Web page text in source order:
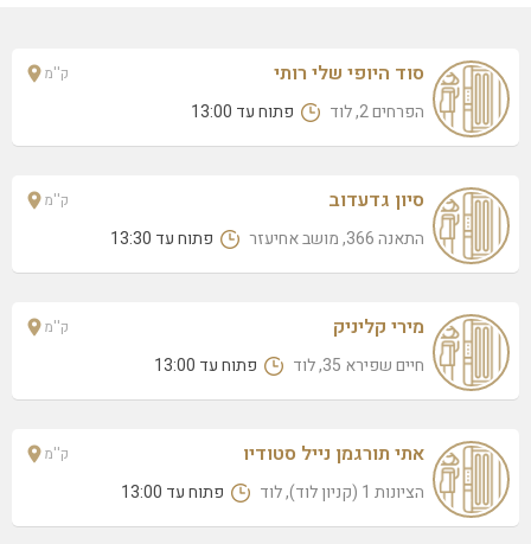
סוד היופי שלי רותי
הפרחים 2, לוד פתוח עד 13:00
ק''מ
סיון גדעדוב
התאנה 366, מושב אחיעזר פתוח עד 13:30
ק''מ
מירי קליניק
חיים שפירא 35, לוד פתוח עד 13:00
ק''מ
אתי תורגמן נייל סטודיו
הציונות 1 (קניון לוד), לוד פתוח עד 13:00
ק''מ
רוז פלייס – שוש
רח' הנשיא 6, לוד
אללין
מירי קליניק
חיים שפירא 35, לוד
שבט יהודה 13, לוד